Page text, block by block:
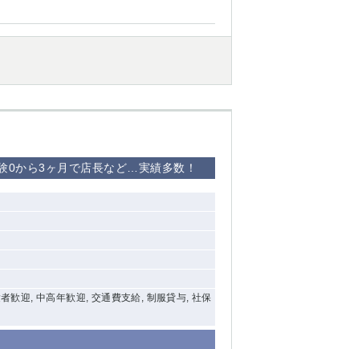
0から3ヶ月で店長など…実績多数！
歓迎, 中高年歓迎, 交通費支給, 制服貸与, 社保